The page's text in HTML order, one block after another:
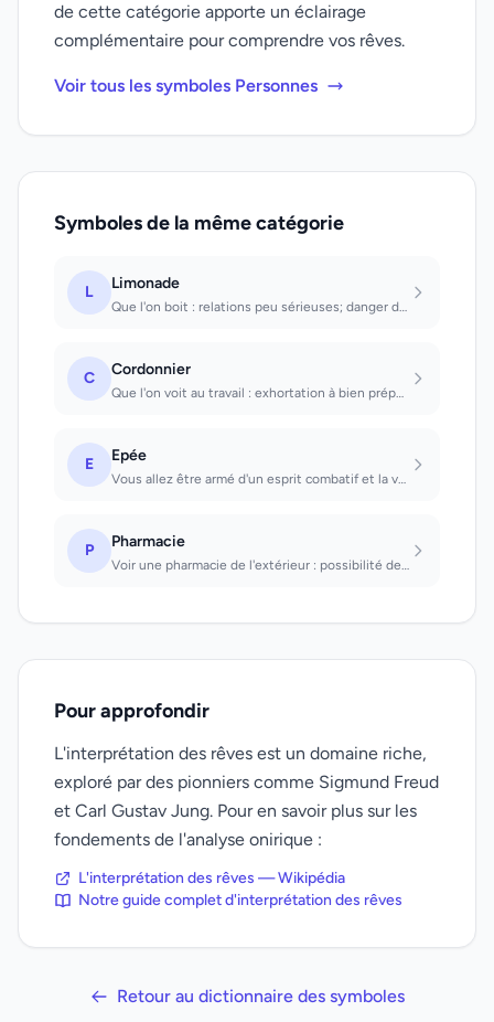
de cette catégorie apporte un éclairage
complémentaire pour comprendre vos rêves.
Voir tous les symboles Personnes
Symboles de la même catégorie
L Limonade
Que l'on boit : relations peu sérieuses; danger de tomber dans une façon de vivr...
C Cordonnier
Que l'on voit au travail : exhortation à bien préparer une démarche importante q...
E Epée
Vous allez être armé d'un esprit combatif et la volonté que vous allez imposer v...
P Pharmacie
Voir une pharmacie de l'extérieur : possibilité de riche mariage. Entrer dans un...
Pour approfondir
L'interprétation des rêves est un domaine riche,
exploré par des pionniers comme Sigmund Freud
et Carl Gustav Jung. Pour en savoir plus sur les
fondements de l'analyse onirique :
L'interprétation des rêves — Wikipédia
Notre guide complet d'interprétation des rêves
Retour au dictionnaire des symboles